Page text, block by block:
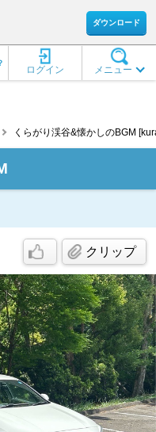
ダウンロード
メニュー
ログイン
くらがり渓谷&懐かしのBGM
クリップ